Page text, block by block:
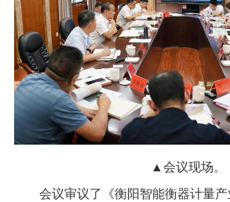
▲会议现场。
会议审议了《衡阳智能衡器计量